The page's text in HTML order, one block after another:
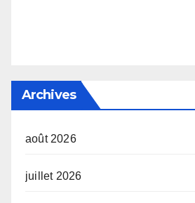
Archives
août 2026
juillet 2026